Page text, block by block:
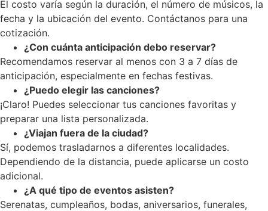
El costo varía según la duración, el número de músicos, la
fecha y la ubicación del evento. Contáctanos para una
cotización.
¿Con cuánta anticipación debo reservar?
Recomendamos reservar al menos con 3 a 7 días de
anticipación, especialmente en fechas festivas.
¿Puedo elegir las canciones?
¡Claro! Puedes seleccionar tus canciones favoritas y
preparar una lista personalizada.
¿Viajan fuera de la ciudad?
Sí, podemos trasladarnos a diferentes localidades.
Dependiendo de la distancia, puede aplicarse un costo
adicional.
¿A qué tipo de eventos asisten?
Serenatas, cumpleaños, bodas, aniversarios, funerales,